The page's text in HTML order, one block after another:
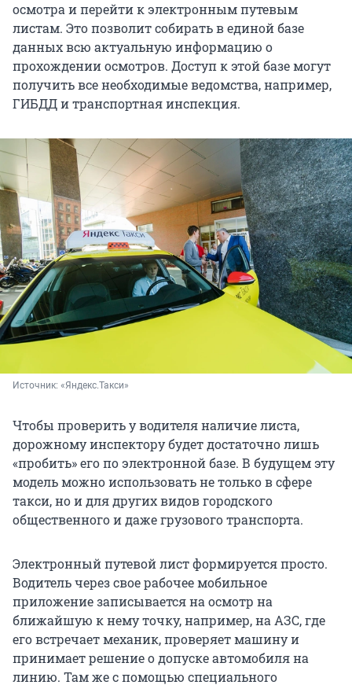
осмотра и перейти к электронным путевым
листам. Это позволит собирать в единой базе
данных всю актуальную информацию о
прохождении осмотров. Доступ к этой базе могут
получить все необходимые ведомства, например,
ГИБДД и транспортная инспекция.
Источник: «Яндекс.Такси»
Чтобы проверить у водителя наличие листа,
дорожному инспектору будет достаточно лишь
«пробить» его по электронной базе. В будущем эту
модель можно использовать не только в сфере
такси, но и для других видов городского
общественного и даже грузового транспорта.
Электронный путевой лист формируется просто.
Водитель через свое рабочее мобильное
приложение записывается на осмотр на
ближайшую к нему точку, например, на АЗС, где
его встречает механик, проверяет машину и
принимает решение о допуске автомобиля на
линию. Там же с помощью специального